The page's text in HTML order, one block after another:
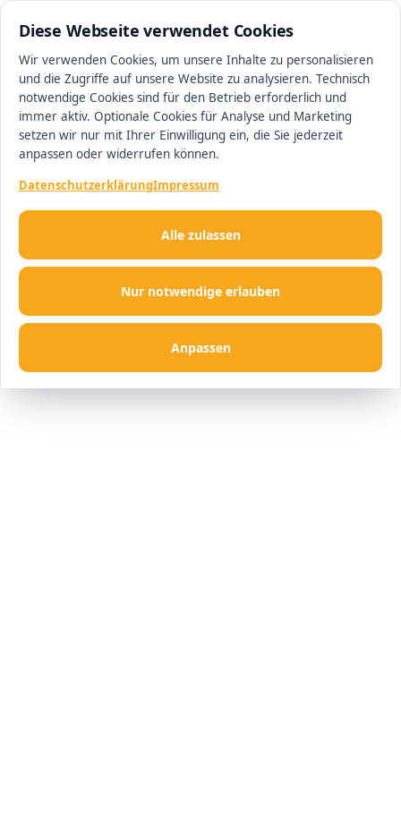
Diese Webseite verwendet Cookies
Wir verwenden Cookies, um unsere Inhalte zu personalisieren
und die Zugriffe auf unsere Website zu analysieren. Technisch
notwendige Cookies sind für den Betrieb erforderlich und
immer aktiv. Optionale Cookies für Analyse und Marketing
setzen wir nur mit Ihrer Einwilligung ein, die Sie jederzeit
anpassen oder widerrufen können.
DatenschutzerklärungImpressum
Nur notwendige erlauben
Anpassen
Alle zulassen